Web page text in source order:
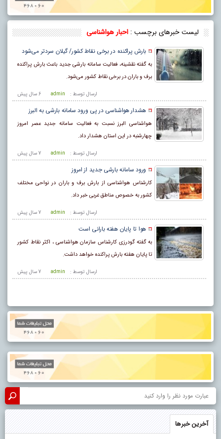
لیست خبرهای برچسب : احبار هواشناسی
بارش پراکنده در برخی نقاط کشور/ گیلان سردتر می‌شود
به گفته نقشینه، فعالیت سامانه بارشی جدید باعث بارش پراکنده
برف و باران در برخی نقاط کشور می‌شود.
6 سال پيش ارسال توسط : admin
هشدار هواشناسی در پی ورود سامانه بارشی به البرز
هواشناسی البرز نسبت به فعالیت سامانه جدید عصر امروز
چهارشنبه در این استان هشدار داد.
7 سال پيش ارسال توسط : admin
ورود سامانه بارشی جدید از امروز
کارشناس هواشناسی از بارش برف و باران در نواحی مختلف
کشور به خصوص مناطق غربی خبر داد.
7 سال پيش ارسال توسط : admin
هوا تا پایان هفته بارانی است
به گفته گودرزی کارشناس سازمان هواشناسی ، اکثر نقاط کشور
تا پایان هفته بارش پراکنده خواهد داشت.
7 سال پيش ارسال توسط : admin
آخرین خبرها